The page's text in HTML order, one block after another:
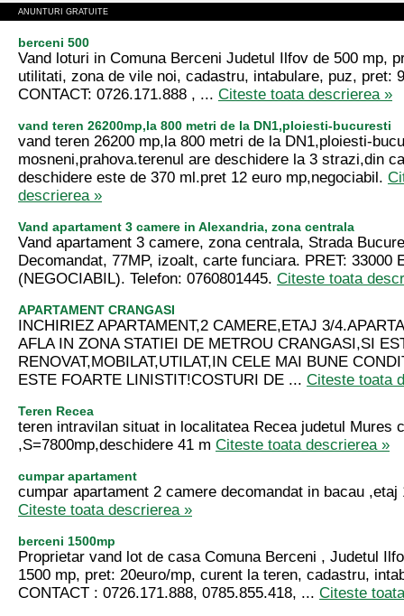
ANUNTURI GRATUITE
berceni 500
Vand loturi in Comuna Berceni Judetul Ilfov de 500 mp,
utilitati, zona de vile noi, cadastru, intabulare, puz, pret:
CONTACT: 0726.171.888 , ... Citeste toata descrierea »
vand teren 26200mp,la 800 metri de la DN1,ploiesti-bucuresti
vand teren 26200 mp,la 800 metri de la DN1,ploiesti-
mosneni,prahova.terenul are deschidere la 3 strazi,din
deschidere este de 370 ml.pret 12 euro mp,negociabil.
descrierea »
Vand apartament 3 camere in Alexandria, zona centrala
Vand apartament 3 camere, zona centrala, Strada
Decomandat, 77MP, izoalt, carte funciara. PRET: 33000
(NEGOCIABIL). Telefon: 0760801445. Citeste toata
APARTAMENT CRANGASI
INCHIRIEZ APARTAMENT,2 CAMERE,ETAJ 3/
AFLA IN ZONA STATIEI DE METROU CRANGASI,SI
RENOVAT,MOBILAT,UTILAT,IN CELE MAI BUNE
ESTE FOARTE LINISTIT!COSTURI DE ... Citeste toata
Teren Recea
teren intravilan situat in localitatea Recea judetul Mures
,S=7800mp,deschidere 41 m Citeste toata descrierea »
cumpar apartament
cumpar apartament 2 camere decomandat in bacau ,etaj
Citeste toata descrierea »
berceni 1500mp
Proprietar vand lot de casa Comuna Berceni , Judetul
1500 mp, pret: 20euro/mp, curent la teren, cadastru,
CONTACT : 0726.171.888, 0785.855.418, ... Citeste